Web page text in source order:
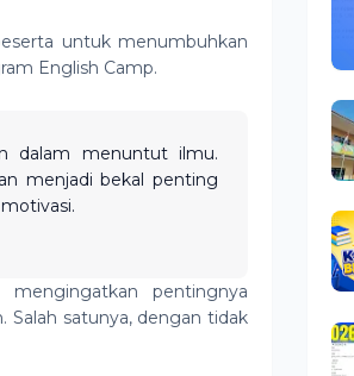
untuk menumbuhkan
English Camp.
dalam menuntut ilmu.
menjadi bekal penting
pentingnya
Salah satunya, dengan tidak